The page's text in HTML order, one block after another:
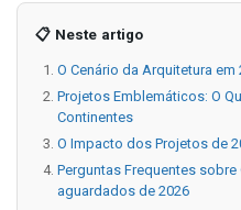
📋 Neste artigo
O Cenário da Arquitetura
Projetos Emblemáticos: O
Continentes
O Impacto dos Projetos de
Perguntas Frequentes
aguardados de 2026